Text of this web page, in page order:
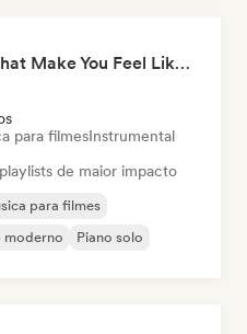
Instrumentals That Make You Feel Like Floating
para filmesInstrumental
de maior impacto
para filmes
moderno Piano solo